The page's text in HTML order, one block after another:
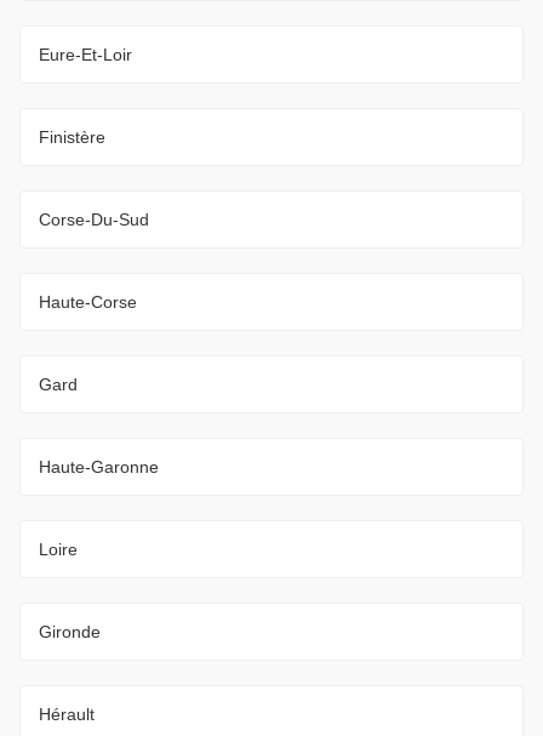
Eure-Et-Loir
Finistère
Corse-Du-Sud
Haute-Corse
Gard
Haute-Garonne
Loire
Gironde
Hérault